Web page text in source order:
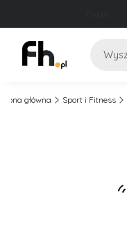
Szukaj
główna Sport i Fitness